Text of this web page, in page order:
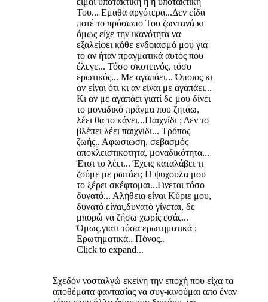
Του... Εμαθα αργότερα...Δεν είδα
ποτέ το πρόσωπο Του ζωντανά κι
όμως είχε την ικανότητα να
εξαλείφει κάθε ενδοιασμό μου για
το αν ήταν πραγματικά αυτός που
έλεγε... Τόσο σκοτεινός, τόσο
ερωτικός... Με αγαπάει... Όποιος κι
αν είναι ότι κι αν είναι με αγαπάει...
Κι αν με αγαπάει γιατί δε μου δίνει
το μοναδικό πράγμα που ζητάω,
λέει θα το κάνει...Παιχνίδι ; Δεν το
βλέπει λέει παιχνίδι... Τρόπος
ζωής.. Αφωσιωση, σεβασμός
αποκλειστικοτητα, μοναδικότητα...
Έτσι το λέει... Έχεις καταλάβει τι
ζούμε με ρωτάει; Η ψυχουλα μου
το ξέρει σκέφτομαι...Γινεται τόσο
δυνατό... Αλήθεια είναι Κύριε μου,
δυνατό είναι,δυνατό γίνεται, δε
μπορώ να ζήσω χωρίς εσάς...
Όμως,γιατι τόσα ερωτηματικά ;
Ερωτηματικά.. Πόνος..
Click to expand...
Σχεδόν νοσταλγώ εκείνη την εποχή που είχα τα
αποθέματα φαντασίας να συγ-κινούμαι απο έναν